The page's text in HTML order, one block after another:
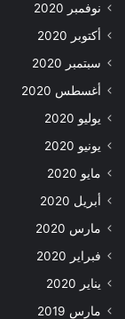
نوفمبر 2020
أكتوبر 2020
سبتمبر 2020
أغسطس 2020
يوليو 2020
يونيو 2020
مايو 2020
أبريل 2020
مارس 2020
فبراير 2020
يناير 2020
مارس 2019